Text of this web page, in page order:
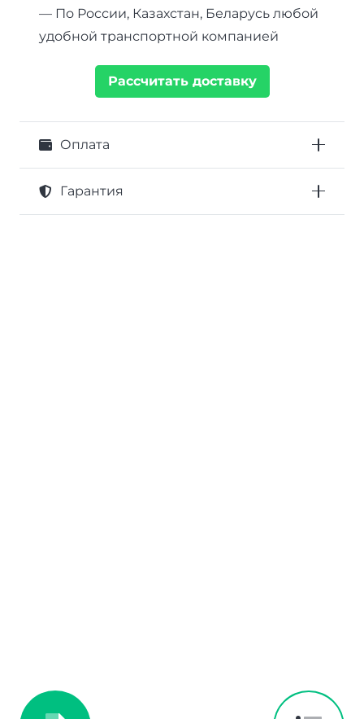
— По России, Казахстан, Беларусь любой
удобной транспортной компанией
Рассчитать доставку
Оплата
Гарантия